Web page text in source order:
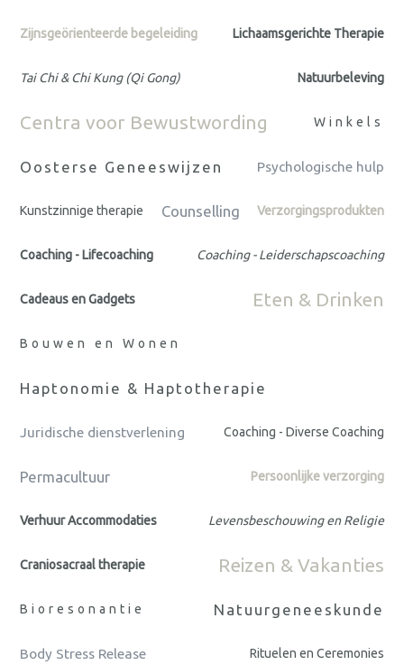
Zijnsgeörienteerde begeleiding Lichaamsgerichte Therapie
Tai Chi & Chi Kung (Qi Gong) Natuurbeleving
Centra voor Bewustwording Winkels
Oosterse Geneeswijzen Psychologische hulp
Kunstzinnige therapie Counselling Verzorgingsprodukten
Coaching - Lifecoaching Coaching - Leiderschapscoaching
Cadeaus en Gadgets Eten & Drinken
Bouwen en Wonen
Haptonomie & Haptotherapie
Juridische dienstverlening Coaching - Diverse Coaching
Permacultuur Persoonlijke verzorging
Verhuur Accommodaties Levensbeschouwing en Religie
Craniosacraal therapie Reizen & Vakanties
Bioresonantie Natuurgeneeskunde
Body Stress Release Rituelen en Ceremonies